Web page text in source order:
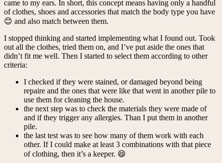
came to my ears. In short, this concept means having only a handful
of clothes, shoes and accessories that match the body type you have
😊 and also match between them.
I stopped thinking and started implementing what I found out. Took
out all the clothes, tried them on, and I’ve put aside the ones that
didn’t fit me well. Then I started to select them according to other
criteria:
I checked if they were stained, or damaged beyond being
repaire and the ones that were like that went in another pile to
use them for cleaning the house.
the next step was to check the materials they were made of
and if they trigger any allergies. Than I put them in another
pile.
the last test was to see how many of them work with each
other. If I could make at least 3 combinations with that piece
of clothing, then it’s a keeper. 😄